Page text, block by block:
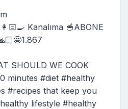
Kanalıma 🥣ABONE
SHOULD WE COOK
minutes #diet #healthy
#recipes that keep you
lifestyle #healthy